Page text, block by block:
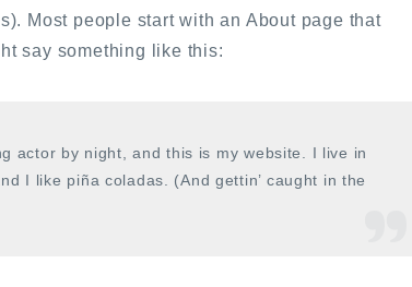
Most people start with an About page that
say something like this:
actor by night, and this is my website. I live in
I like piña coladas. (And gettin’ caught in the